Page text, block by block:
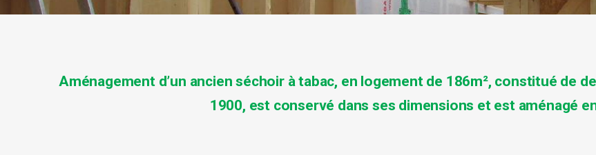
Aménagement d’un ancien séchoir à tabac, en logement de 186m², constitué de
1900, est conservé dans ses dimensions et est aménagé